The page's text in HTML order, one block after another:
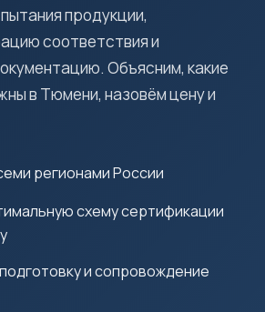
продукции,
соответствия и
Объясним, какие
в Тюмени, назовём цену и
регионами России
схему сертификации
и сопровождение